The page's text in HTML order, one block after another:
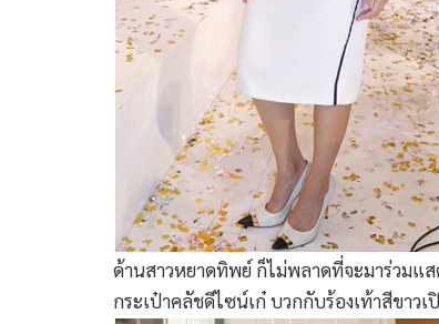
ด้านสาวหยาดทิพย์ ก็ไม่พลาดที่จะมาร่วมแ
กระเป๋าคลัชดีไซน์เก๋ บวกกับร้องเท้าสีขาว